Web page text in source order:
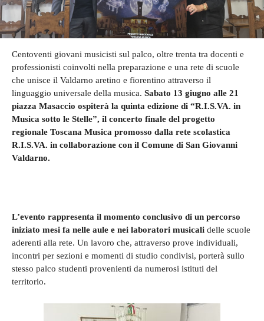
Centoventi giovani musicisti sul palco, oltre trenta tra docenti e
professionisti coinvolti nella preparazione e una rete di scuole
che unisce il Valdarno aretino e fiorentino attraverso il
linguaggio universale della musica. Sabato 13 giugno alle 21
piazza Masaccio ospiterà la quinta edizione di “R.I.S.VA. in
Musica sotto le Stelle”, il concerto finale del progetto
regionale Toscana Musica promosso dalla rete scolastica
R.I.S.VA. in collaborazione con il Comune di San Giovanni
Valdarno.
L’evento rappresenta il momento conclusivo di un percorso
iniziato mesi fa nelle aule e nei laboratori musicali delle scuole
aderenti alla rete. Un lavoro che, attraverso prove individuali,
incontri per sezioni e momenti di studio condivisi, porterà sullo
stesso palco studenti provenienti da numerosi istituti del
territorio.